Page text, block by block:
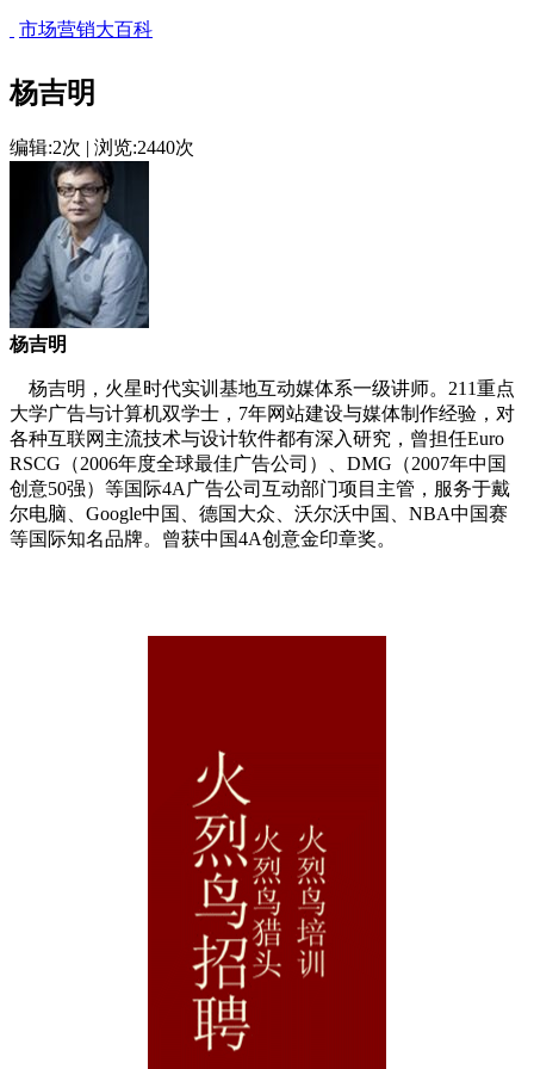
市场营销大百科
杨吉明
编辑:2次 | 浏览:2440次
杨吉明
杨吉明，火星时代实训基地互动媒体系一级讲师。211重点
大学广告与计算机双学士，7年网站建设与媒体制作经验，对
各种互联网主流技术与设计软件都有深入研究，曾担任Euro
RSCG（2006年度全球最佳广告公司）、DMG（2007年中国
创意50强）等国际4A广告公司互动部门项目主管，服务于戴
尔电脑、Google中国、德国大众、沃尔沃中国、NBA中国赛
等国际知名品牌。曾获中国4A创意金印章奖。